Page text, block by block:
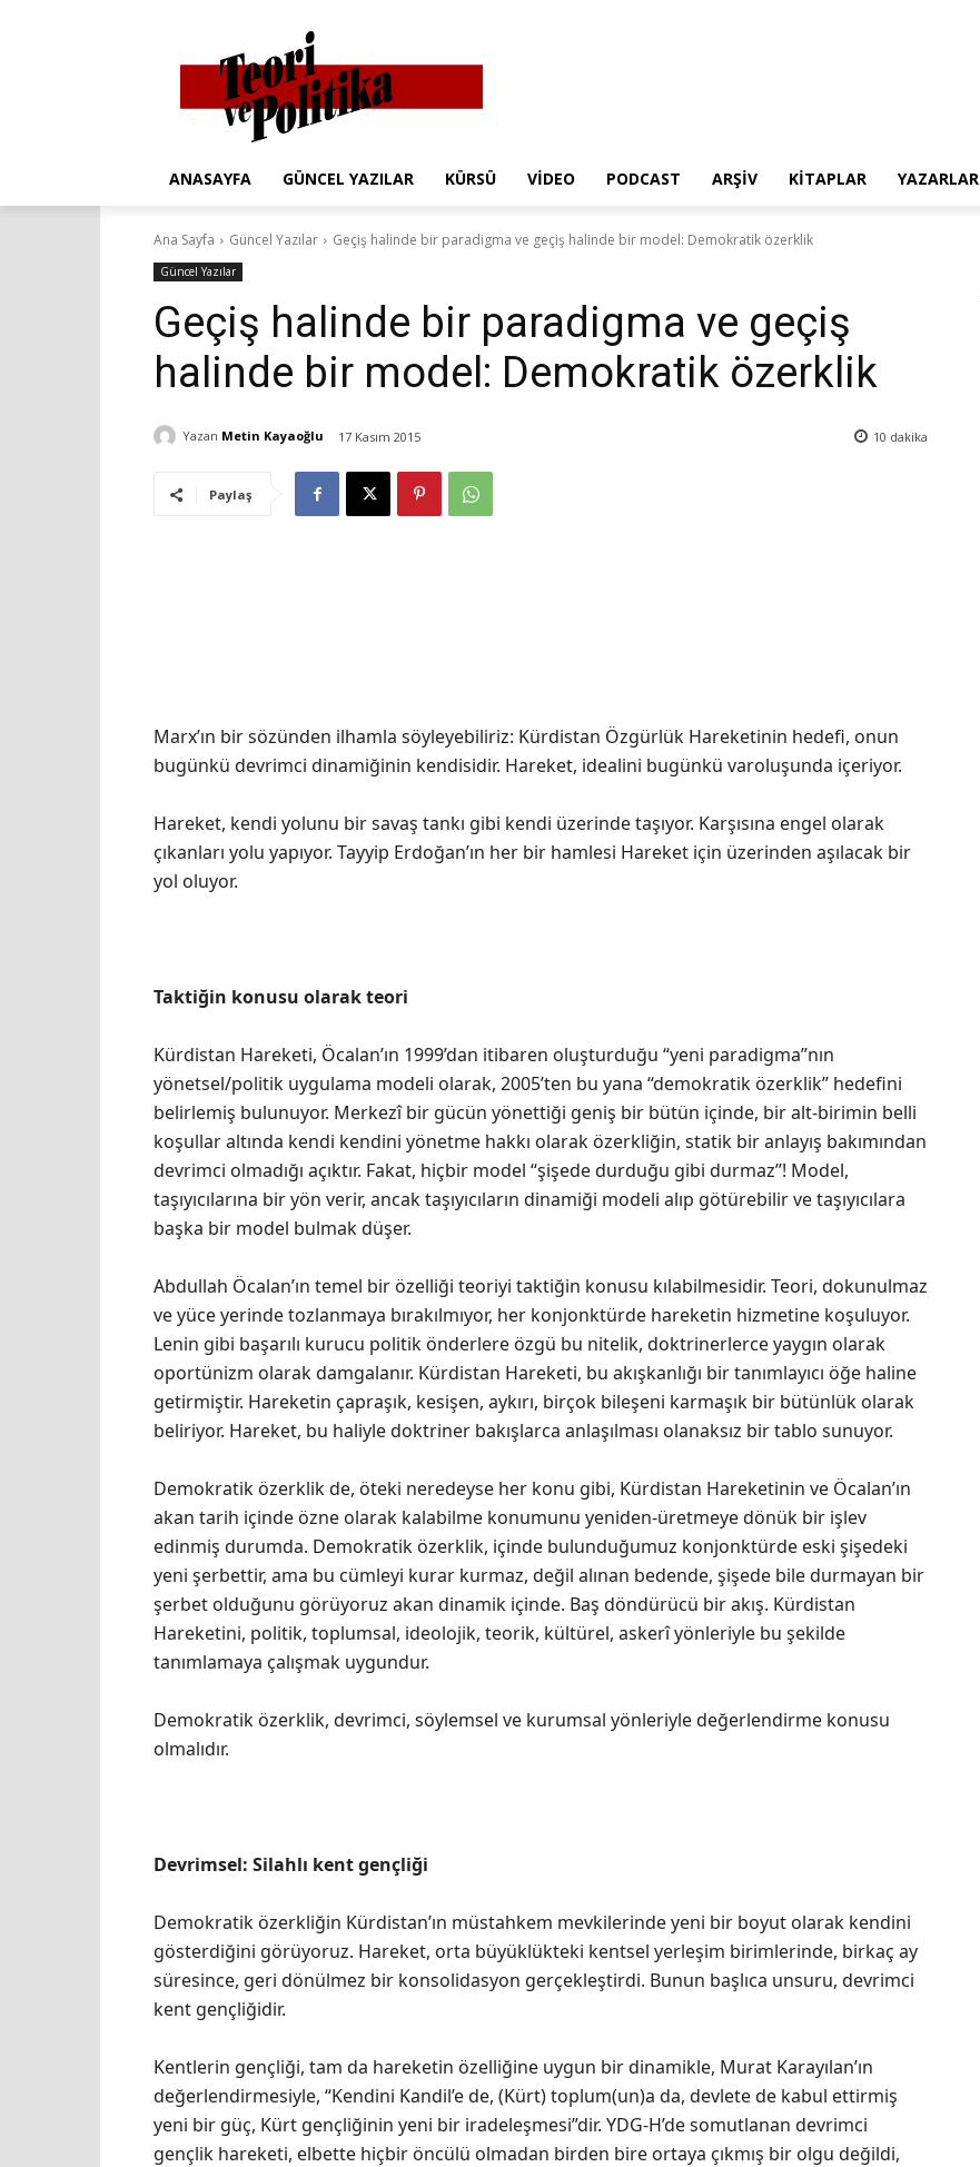
ANASAYFA GÜNCEL YAZILAR KÜRSÜ VIDEO PODCAST ARŞIV KITAPLAR YAZARLAR
Ana Sayfa Güncel Yazılar Geçiş halinde bir paradigma ve geçiş halinde bir model: Demokratik özerklik
Güncel Yazılar
Geçiş halinde bir paradigma ve geçiş
halinde bir model: Demokratik özerklik
Yazan Metin Kayaoğlu 17 Kasım 2015 10 dakika
Paylaş
Marx’ın bir sözünden ilhamla söyleyebiliriz: Kürdistan Özgürlük Hareketinin hedefi, onun
bugünkü devrimci dinamiğinin kendisidir. Hareket, idealini bugünkü varoluşunda içeriyor.
Hareket, kendi yolunu bir savaş tankı gibi kendi üzerinde taşıyor. Karşısına engel olarak
çıkanları yolu yapıyor. Tayyip Erdoğan’ın her bir hamlesi Hareket için üzerinden aşılacak bir
yol oluyor.
Taktiğin konusu olarak teori
Kürdistan Hareketi, Öcalan’ın 1999’dan itibaren oluşturduğu “yeni paradigma”nın
yönetsel/politik uygulama modeli olarak, 2005’ten bu yana “demokratik özerklik” hedefini
belirlemiş bulunuyor. Merkezî bir gücün yönettiği geniş bir bütün içinde, bir alt-birimin belli
koşullar altında kendi kendini yönetme hakkı olarak özerkliğin, statik bir anlayış bakımından
devrimci olmadığı açıktır. Fakat, hiçbir model “şişede durduğu gibi durmaz”! Model,
taşıyıcılarına bir yön verir, ancak taşıyıcıların dinamiği modeli alıp götürebilir ve taşıyıcılara
başka bir model bulmak düşer.
Abdullah Öcalan’ın temel bir özelliği teoriyi taktiğin konusu kılabilmesidir. Teori, dokunulmaz
ve yüce yerinde tozlanmaya bırakılmıyor, her konjonktürde hareketin hizmetine koşuluyor.
Lenin gibi başarılı kurucu politik önderlere özgü bu nitelik, doktrinerlerce yaygın olarak
oportünizm olarak damgalanır. Kürdistan Hareketi, bu akışkanlığı bir tanımlayıcı öğe haline
getirmiştir. Hareketin çapraşık, kesişen, aykırı, birçok bileşeni karmaşık bir bütünlük olarak
beliriyor. Hareket, bu haliyle doktriner bakışlarca anlaşılması olanaksız bir tablo sunuyor.
Demokratik özerklik de, öteki neredeyse her konu gibi, Kürdistan Hareketinin ve Öcalan’ın
akan tarih içinde özne olarak kalabilme konumunu yeniden-üretmeye dönük bir işlev
edinmiş durumda. Demokratik özerklik, içinde bulunduğumuz konjonktürde eski şişedeki
yeni şerbettir, ama bu cümleyi kurar kurmaz, değil alınan bedende, şişede bile durmayan bir
şerbet olduğunu görüyoruz akan dinamik içinde. Baş döndürücü bir akış. Kürdistan
Hareketini, politik, toplumsal, ideolojik, teorik, kültürel, askerî yönleriyle bu şekilde
tanımlamaya çalışmak uygundur.
Demokratik özerklik, devrimci, söylemsel ve kurumsal yönleriyle değerlendirme konusu
olmalıdır.
Devrimsel: Silahlı kent gençliği
Demokratik özerkliğin Kürdistan’ın müstahkem mevkilerinde yeni bir boyut olarak kendini
gösterdiğini görüyoruz. Hareket, orta büyüklükteki kentsel yerleşim birimlerinde, birkaç ay
süresince, geri dönülmez bir konsolidasyon gerçekleştirdi. Bunun başlıca unsuru, devrimci
kent gençliğidir.
Kentlerin gençliği, tam da hareketin özelliğine uygun bir dinamikle, Murat Karayılan’ın
değerlendirmesiyle, “Kendini Kandil’e de, (Kürt) toplum(un)a da, devlete de kabul ettirmiş
yeni bir güç, Kürt gençliğinin yeni bir iradeleşmesi”dir. YDG-H’de somutlanan devrimci
gençlik hareketi, elbette hiçbir öncülü olmadan birden bire ortaya çıkmış bir olgu değildi,